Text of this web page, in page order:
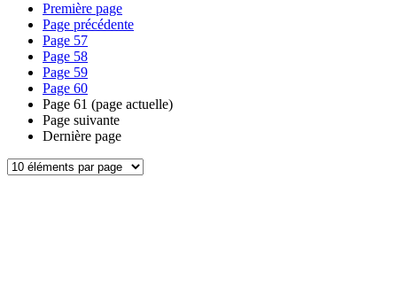
Première page
Page précédente
Page 57
Page 58
Page 59
Page 60
Page 61 (page actuelle)
Page suivante
Dernière page